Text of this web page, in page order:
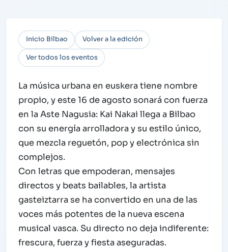
Inicio Bilbao Volver a la edición
Ver todos los eventos
La música urbana en euskera tiene nombre
propio, y este 16 de agosto sonará con fuerza
en la Aste Nagusia: Kai Nakai llega a Bilbao
con su energía arrolladora y su estilo único,
que mezcla reguetón, pop y electrónica sin
complejos.
Con letras que empoderan, mensajes
directos y beats bailables, la artista
gasteiztarra se ha convertido en una de las
voces más potentes de la nueva escena
musical vasca. Su directo no deja indiferente:
frescura, fuerza y fiesta aseguradas.